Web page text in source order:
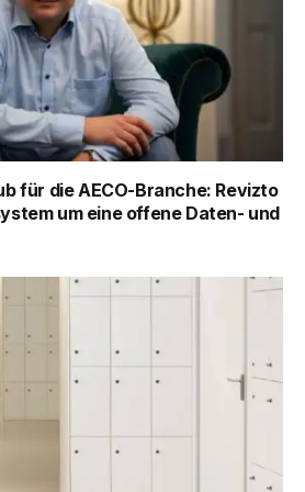
für die AECO-Branche: Revizto
um eine offene Daten- und